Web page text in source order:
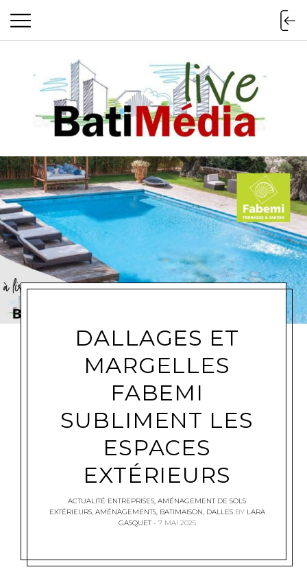
Batimedialive
DALLAGES ET
MARGELLES
FABEMI
SUBLIMENT LES
ESPACES
EXTÉRIEURS
ACTUALITÉ ENTREPRISES, AMÉNAGEMENT DE SOLS
EXTÉRIEURS, AMÉNAGEMENTS, BATIMAISON, DALLES BY LARA
GASQUET
7 MAI 2025